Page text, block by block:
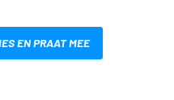
EN PRAAT MEE